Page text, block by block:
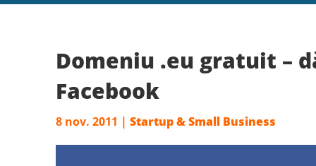
Domeniu .eu gratuit –
Facebook
8 nov. 2011 | Startup & Small Business